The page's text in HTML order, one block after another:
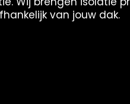
van jouw dak.